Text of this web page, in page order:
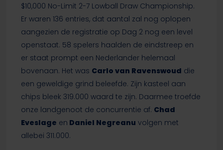
$10,000 No-Limit 2-7 Lowball Draw Championship.
Er waren 136 entries, dat aantal zal nog oplopen
aangezien de registratie op Dag 2 nog een level
openstaat. 58 spelers haalden de eindstreep en
er staat prompt een Nederlander helemaal
bovenaan. Het was Carlo van Ravenswoud die
een geweldige grind beleefde. Zijn kasteel aan
chips bleek 319.000 waard te zijn. Daarmee troefde
onze landgenoot de concurrentie af. Chad
Eveslage en Daniel Negreanu volgen met
allebei 311.000.